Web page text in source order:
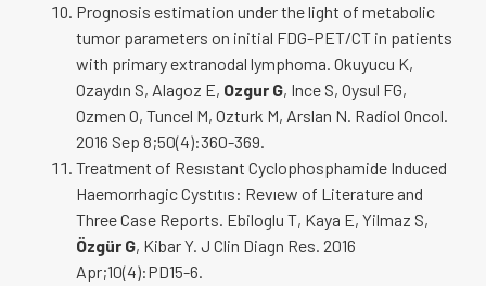
Prognosis estimation under the light of metabolic
tumor parameters on initial FDG-PET/CT in patients
with primary extranodal lymphoma. Okuyucu K,
Ozaydın S, Alagoz E, Ozgur G, Ince S, Oysul FG,
Ozmen O, Tuncel M, Ozturk M, Arslan N. Radiol Oncol.
2016 Sep 8;50(4):360-369.
Treatment of Resıstant Cyclophosphamide Induced
Haemorrhagic Cystıtıs: Revıew of Literature and
Three Case Reports. Ebiloglu T, Kaya E, Yilmaz S,
Özgür G, Kibar Y. J Clin Diagn Res. 2016
Apr;10(4):PD15-6.